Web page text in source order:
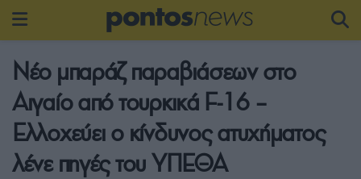
Νέο μπαράζ παραβιάσεων στο
Αιγαίο από τουρκικά F-16 –
Ελλοχεύει ο κίνδυνος ατυχήματος
λένε πηγές του ΥΠΕΘΑ